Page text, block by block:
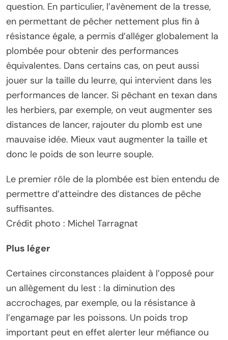
question. En particulier, l’avènement de la tresse,
en permettant de pêcher nettement plus fin à
résistance égale, a permis d’alléger globalement la
plombée pour obtenir des performances
équivalentes. Dans certains cas, on peut aussi
jouer sur la taille du leurre, qui intervient dans les
performances de lancer. Si pêchant en texan dans
les herbiers, par exemple, on veut augmenter ses
distances de lancer, rajouter du plomb est une
mauvaise idée. Mieux vaut augmenter la taille et
donc le poids de son leurre souple.
Le premier rôle de la plombée est bien entendu de
permettre d’atteindre des distances de pêche
suffisantes.
Crédit photo : Michel Tarragnat
Plus léger
Certaines circonstances plaident à l’opposé pour
un allègement du lest : la diminution des
accrochages, par exemple, ou la résistance à
l’engamage par les poissons. Un poids trop
important peut en effet alerter leur méfiance ou